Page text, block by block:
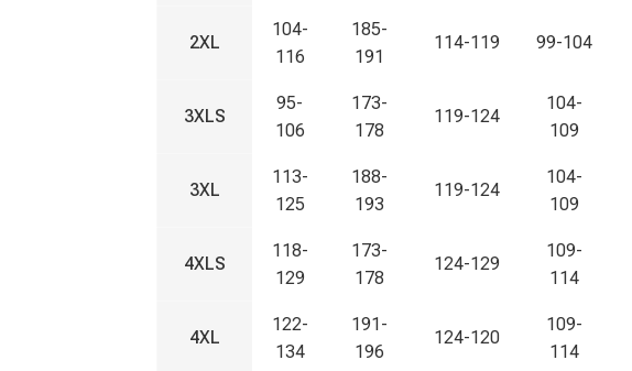
2XL
104-
116
185-
191
114-119 99-104
3XLS
95-
106
173-
178
119-124
104-
109
3XL
113-
125
188-
193
119-124
104-
109
4XLS
118-
129
173-
178
124-129
109-
114
4XL
122-
134
191-
196
124-120
109-
114